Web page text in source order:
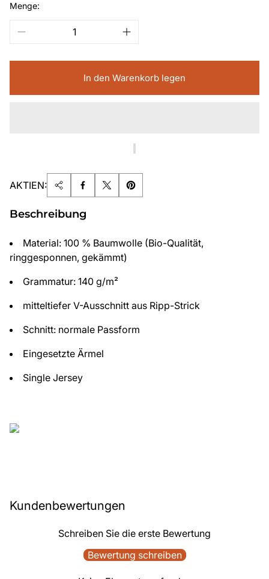
Menge:
In den Warenkorb legen
AKTIEN:
Beschreibung
Material: 100 % Baumwolle (Bio-Qualität,
ringgesponnen, gekämmt)
Grammatur: 140 g/m²
mitteltiefer V-Ausschnitt aus Ripp-Strick
Schnitt: normale Passform
Eingesetzte Ärmel
Single Jersey
Kundenbewertungen
Schreiben Sie die erste Bewertung
Bewertung schreiben